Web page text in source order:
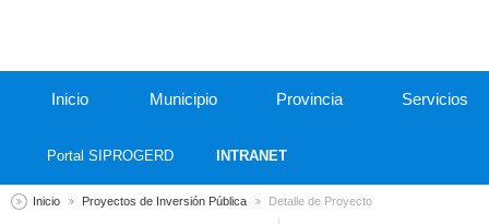
Inicio Municipio Provincia Servicios
Portal SIPROGERD INTRANET
Inicio Proyectos de Inversión Pública Detalle de Proyecto